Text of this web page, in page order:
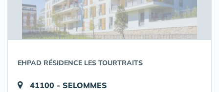
EHPAD RÉSIDENCE LES TOURTRAITS
41100 - SELOMMES